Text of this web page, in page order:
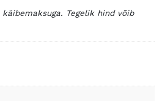
Tegelik hind võib